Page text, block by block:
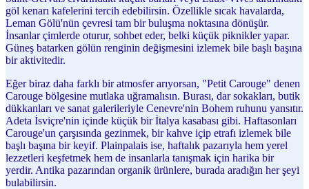
göl kenarı kafelerini tercih edebilirsin. Özellikle sıcak havalarda,
Leman Gölü'nün çevresi tam bir buluşma noktasına dönüşür.
İnsanlar çimlerde oturur, sohbet eder, belki küçük piknikler yapar.
Güneş batarken gölün renginin değişmesini izlemek bile başlı başına
bir aktivitedir.
Eğer biraz daha farklı bir atmosfer arıyorsan, "Petit Carouge" denen
Carouge bölgesine mutlaka uğramalısın. Burası, dar sokakları, butik
dükkanları ve sanat galerileriyle Cenevre'nin Bohem ruhunu yansıtır.
Adeta İsviçre'nin içinde küçük bir İtalya kasabası gibi. Haftasonları
Carouge'un çarşısında gezinmek, bir kahve içip etrafı izlemek bile
başlı başına bir keyif. Plainpalais ise, haftalık pazarıyla hem yerel
lezzetleri keşfetmek hem de insanlarla tanışmak için harika bir
yerdir. Antika pazarından organik ürünlere, burada aradığın her şeyi
bulabilirsin.